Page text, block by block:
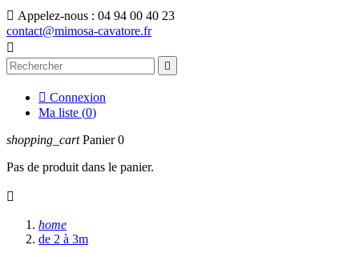
 Appelez-nous : 04 94 00 40 23
contact@mimosa-cavatore.fr


 Connexion
Ma liste (0)
shopping_cart Panier 0
Pas de produit dans le panier.

home
de 2 à 3m